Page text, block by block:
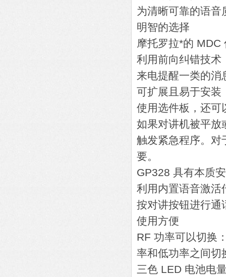
为清晰可靠的语音
明智的选择
摩托罗拉*的 MDC
利用前向纠错技术
来电提醒一类的消
可扩展且易于安装
使用选件板，还可
如果对讲机被平放
触发紧急程序。对
要。
GP328 具有本质
利用内置语音激活
按对讲按钮进行通
使用方便
RF 功率可以切换
率和低功率之间切
三色 LED 电池电